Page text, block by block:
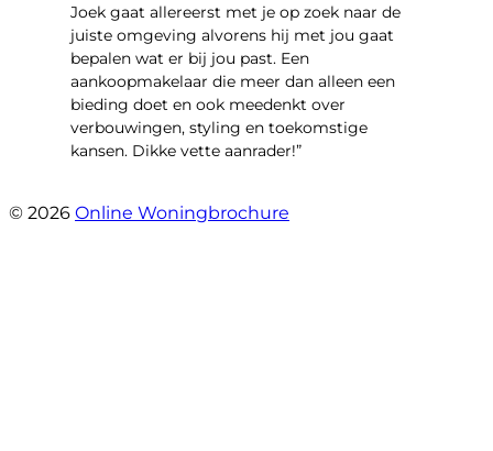
Joek gaat allereerst met je op zoek naar de
juiste omgeving alvorens hij met jou gaat
bepalen wat er bij jou past. Een
aankoopmakelaar die meer dan alleen een
bieding doet en ook meedenkt over
verbouwingen, styling en toekomstige
kansen. Dikke vette aanrader!”
© 2026 Online Woningbrochure